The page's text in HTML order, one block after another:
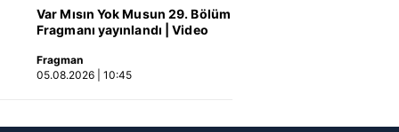
Var Mısın Yok Musun 29. Bölüm
Fragmanı yayınlandı | Video
Fragman
05.08.2026 | 10:45